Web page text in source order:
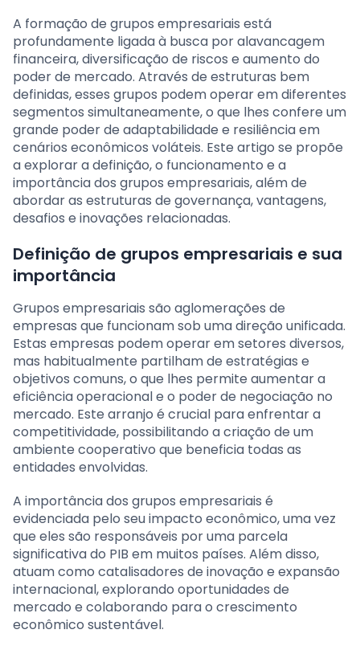
A formação de grupos empresariais está
profundamente ligada à busca por alavancagem
financeira, diversificação de riscos e aumento do
poder de mercado. Através de estruturas bem
definidas, esses grupos podem operar em diferentes
segmentos simultaneamente, o que lhes confere um
grande poder de adaptabilidade e resiliência em
cenários econômicos voláteis. Este artigo se propõe
a explorar a definição, o funcionamento e a
importância dos grupos empresariais, além de
abordar as estruturas de governança, vantagens,
desafios e inovações relacionadas.
Definição de grupos empresariais e sua
importância
Grupos empresariais são aglomerações de
empresas que funcionam sob uma direção unificada.
Estas empresas podem operar em setores diversos,
mas habitualmente partilham de estratégias e
objetivos comuns, o que lhes permite aumentar a
eficiência operacional e o poder de negociação no
mercado. Este arranjo é crucial para enfrentar a
competitividade, possibilitando a criação de um
ambiente cooperativo que beneficia todas as
entidades envolvidas.
A importância dos grupos empresariais é
evidenciada pelo seu impacto econômico, uma vez
que eles são responsáveis por uma parcela
significativa do PIB em muitos países. Além disso,
atuam como catalisadores de inovação e expansão
internacional, explorando oportunidades de
mercado e colaborando para o crescimento
econômico sustentável.